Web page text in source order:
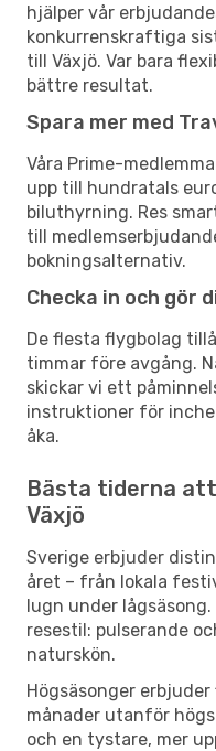
hjälper vår
konkurrenskraftiga
till Växjö. Var bara
bättre resultat.
Spara mer med
Våra Prime-
upp till hundratals
biluthyrning. Res
till
bokningsalternativ.
Checka in och gör
De flesta flygbolag
timmar före avgång.
skickar vi ett
instruktioner för
åka.
Bästa tiderna
Växjö
Sverige erbjuder
året – från lokala
lugn under
resestil: pulserande
naturskön.
Högsäsonger
månader utanför
och en tystare, mer